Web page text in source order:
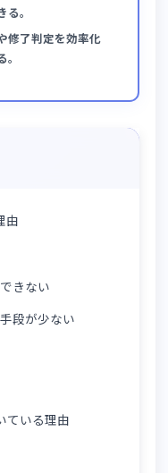
く、問題演習による知
活用することで、合格
や修了判定を効率化
理由